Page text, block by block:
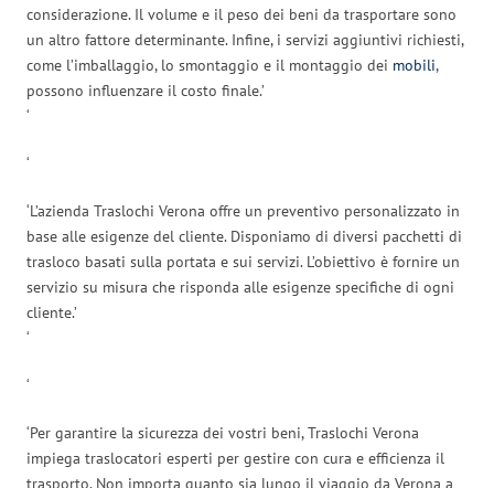
considerazione. Il volume e il peso dei beni da trasportare sono
un altro fattore determinante. Infine, i servizi aggiuntivi richiesti,
come l’imballaggio, lo smontaggio e il montaggio dei mobili,
possono influenzare il costo finale.’
‘
‘
‘L’azienda Traslochi Verona offre un preventivo personalizzato in
base alle esigenze del cliente. Disponiamo di diversi pacchetti di
trasloco basati sulla portata e sui servizi. L’obiettivo è fornire un
servizio su misura che risponda alle esigenze specifiche di ogni
cliente.’
‘
‘
‘Per garantire la sicurezza dei vostri beni, Traslochi Verona
impiega traslocatori esperti per gestire con cura e efficienza il
trasporto. Non importa quanto sia lungo il viaggio da Verona a